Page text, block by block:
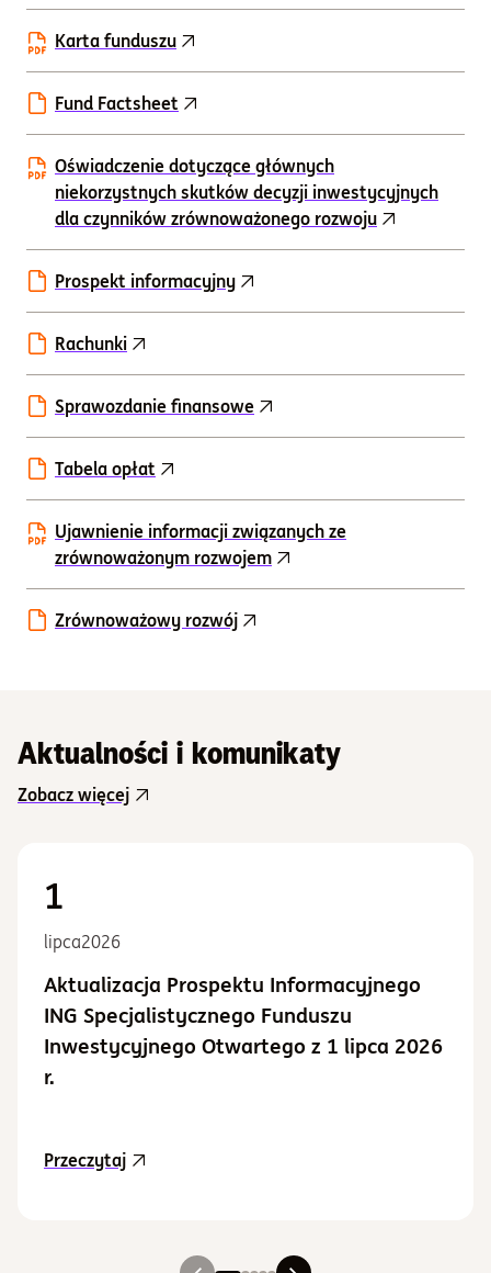
Karta funduszu
Fund Factsheet
Oświadczenie dotyczące głównych
niekorzystnych skutków decyzji inwestycyjnych
dla czynników zrównoważonego rozwoju
Prospekt informacyjny
Rachunki
Sprawozdanie finansowe
Tabela opłat
Ujawnienie informacji związanych ze
zrównoważonym rozwojem
Zrównoważowy rozwój
Aktualności i komunikaty
Zobacz więcej
1
lipca2026
Aktualizacja Prospektu Informacyjnego
ING Specjalistycznego Funduszu
Inwestycyjnego Otwartego z 1 lipca 2026
r.
Przeczytajaktualność Aktualizacja Prospektu